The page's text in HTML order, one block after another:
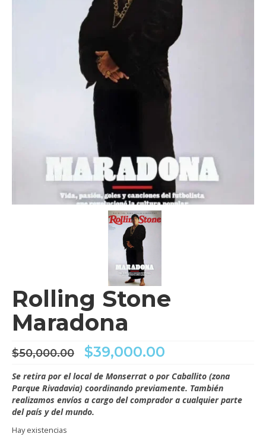
Rolling Stone
Maradona
$50,000.00 El
precio
original
era:
$50,000.00.
$39,000.00
actual
es:
$39,000.00.
Se retira por el local de Monserrat o por Caballito (zona
Parque Rivadavia) coordinando previamente. También
realizamos envíos a cargo del comprador a cualquier parte
del país y del mundo.
Hay existencias